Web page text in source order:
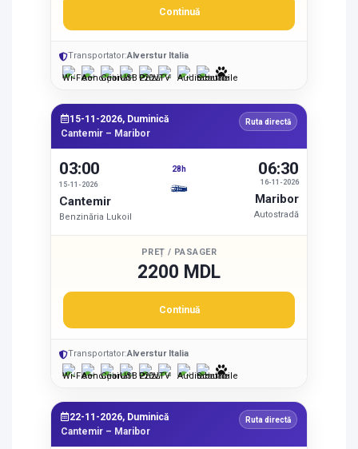
Continuă
Transportator:Alverstur Italia
15-11-2026, Duminică
Cantemir – Maribor
Ruta directă
03:00
15-11-2026
Cantemir
Benzinăria Lukoil
28h
16-11-2026
06:30
Maribor
Autostradă
PREȚ / PASAGER
2200 MDL
Continuă
Transportator:Alverstur Italia
22-11-2026, Duminică
Cantemir – Maribor
Ruta directă